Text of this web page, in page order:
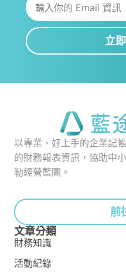
立
以專業、好上手的企業記
的財務報表資訊，協助中
勒經營藍圖。
前
文章分類
財務知識
活動紀錄